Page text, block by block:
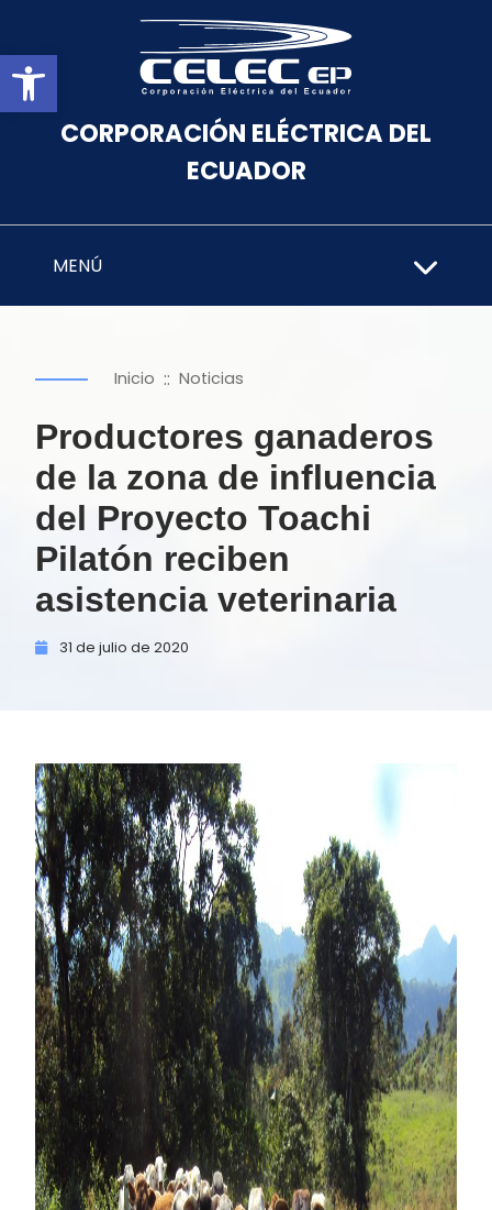
Abrir barra de herramientas
CORPORACIÓN ELÉCTRICA DEL
ECUADOR
MENÚ
Inicio :: Noticias
Productores ganaderos
de la zona de influencia
del Proyecto Toachi
Pilatón reciben
asistencia veterinaria
31 de julio de 2020